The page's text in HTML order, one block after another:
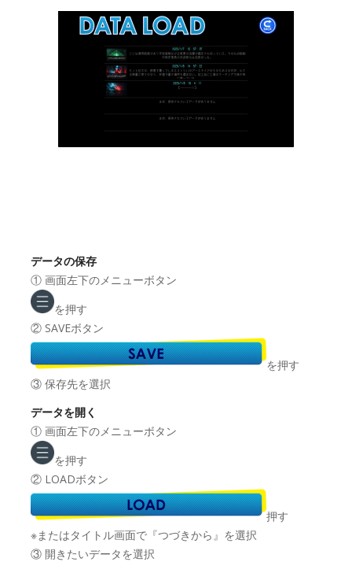
データの保存
① 画面左下のメニューボタン
を押す
② SAVEボタン
を押す
③ 保存先を選択
データを開く
① 画面左下のメニューボタン
を押す
② LOADボタン
押す
※またはタイトル画面で『つづきから』を選択
③ 開きたいデータを選択